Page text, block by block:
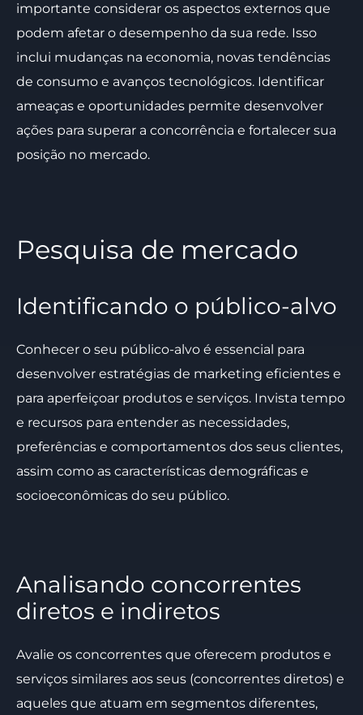
importante considerar os aspectos externos que
podem afetar o desempenho da sua rede. Isso
inclui mudanças na economia, novas tendências
de consumo e avanços tecnológicos. Identificar
ameaças e oportunidades permite desenvolver
ações para superar a concorrência e fortalecer sua
posição no mercado.
Pesquisa de mercado
Identificando o público-alvo
Conhecer o seu público-alvo é essencial para
desenvolver estratégias de marketing eficientes e
para aperfeiçoar produtos e serviços. Invista tempo
e recursos para entender as necessidades,
preferências e comportamentos dos seus clientes,
assim como as características demográficas e
socioeconômicas do seu público.
Analisando concorrentes
diretos e indiretos
Avalie os concorrentes que oferecem produtos e
serviços similares aos seus (concorrentes diretos) e
aqueles que atuam em segmentos diferentes,